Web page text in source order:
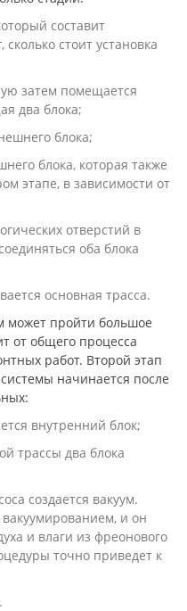
составит
стоит установка
затем помещается
два блока;
блока;
блока, которая также
этапе, в зависимости от
отверстий в
оба блока
основная трасса.
пройти большое
от общего процесса
работ. Второй этап
начинается после
внутренний блок;
трассы два блока
создается вакуум.
и он
и влаги из фреонового
точно приведет к